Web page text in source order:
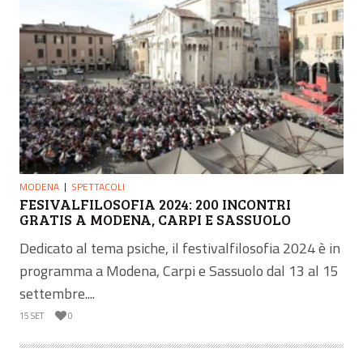
MODENA SPETTACOLI
FESIVALFILOSOFIA 2024: 200 INCONTRI
GRATIS A MODENA, CARPI E SASSUOLO
Dedicato al tema psiche, il festivalfilosofia 2024 è in
programma a Modena, Carpi e Sassuolo dal 13 al 15
settembre....
15 SET 0